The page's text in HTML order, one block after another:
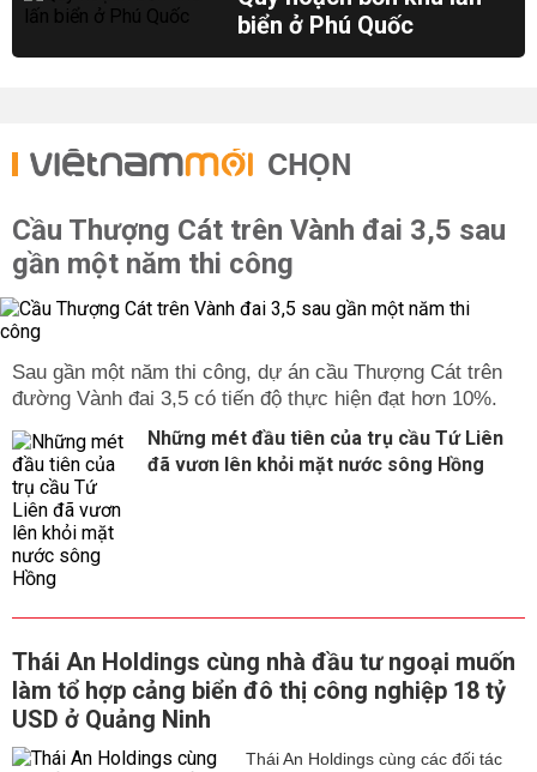
biển ở Phú Quốc
CHỌN
Cầu Thượng Cát trên Vành đai 3,5 sau
gần một năm thi công
Sau gần một năm thi công, dự án cầu Thượng Cát trên
đường Vành đai 3,5 có tiến độ thực hiện đạt hơn 10%.
Những mét đầu tiên của trụ cầu Tứ Liên
đã vươn lên khỏi mặt nước sông Hồng
Thái An Holdings cùng nhà đầu tư ngoại muốn
làm tổ hợp cảng biển đô thị công nghiệp 18 tỷ
USD ở Quảng Ninh
Thái An Holdings cùng các đối tác